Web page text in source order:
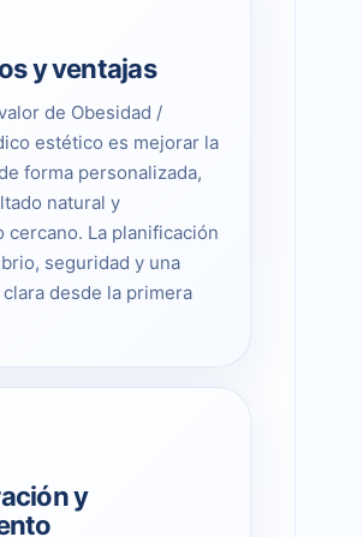
y ventajas
de Obesidad /
estético es mejorar la
forma personalizada,
natural y
cercano. La planificación
seguridad y una
desde la primera
y